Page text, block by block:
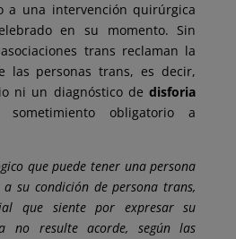
a una intervención quirúrgica
en su momento. Sin
trans reclaman la
las personas trans, es decir,
ni un diagnóstico dedisforia
obligatorio a
que puede tener una persona
su condición de persona trans,
que siente por expresar su
no resulte acorde, según las